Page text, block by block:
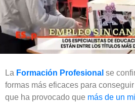
La Formación Profesional se
formas más eficaces para
que ha provocado que más de un